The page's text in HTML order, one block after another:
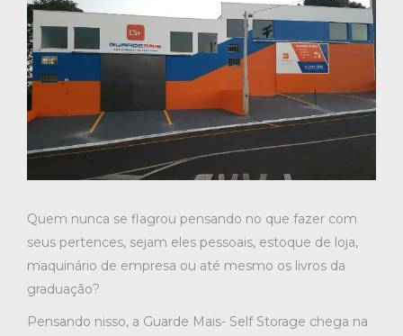
Quem nunca se flagrou pensando no que fazer com
seus pertences, sejam eles pessoais, estoque de loja,
maquinário de empresa ou até mesmo os livros da
graduação?
Pensando nisso, a Guarde Mais- Self Storage chega na